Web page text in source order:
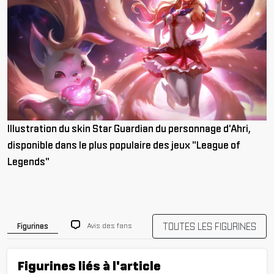
Illustration du skin Star Guardian du personnage d'Ahri,
disponible dans le plus populaire des jeux "League of
Legends"
Figurines Avis des fans TOUTES LES FIGURINES
Figurines liés à l'article